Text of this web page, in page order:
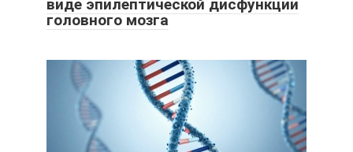
виде эпилептической дисфункции
головного мозга